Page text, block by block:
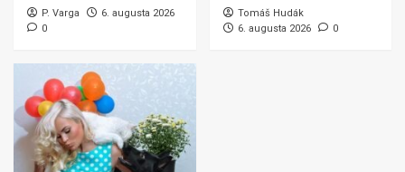
P. Varga
6. augusta 2026
0
Tomáš Hudák
6. augusta 2026
0